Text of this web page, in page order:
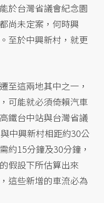
於台灣省議會紀念園
尚未定案，何時興
至於中興新村，就更
至這兩地其中之一，
可能就必須倚賴汽車
鐵台中站與台灣省議
中興新村相距約30公
約15分鐘及30分鐘，
假設下所估算出來
這些新增的車流必為